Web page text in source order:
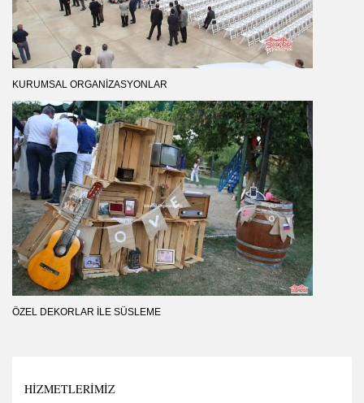
KURUMSAL ORGANIZASYONLAR
ÖZEL DEKORLAR İLE SÜSLEME
HIZMETLERIMIZ